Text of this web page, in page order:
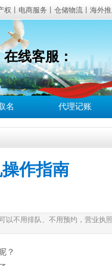
丨电商服务丨仓储物流丨海外
异常解除等一站式企业服务。
区、新津区、都江堰、彭州、邛
税合规服务咨询。
名 代理记账
在线客服：
作指南
以不用排队、不用预约，营业执
？